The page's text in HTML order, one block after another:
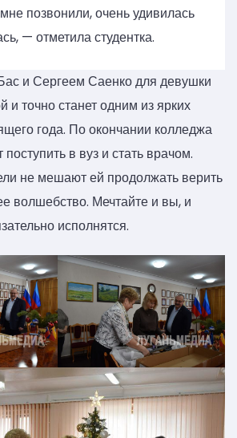
позвонили, очень удивилась
— отметила студентка.
и Сергеем Саенко для девушки
и точно станет одним из ярких
года. По окончании колледжа
в вуз и стать врачом.
не мешают ей продолжать верить
волшебство. Мечтайте и вы, и
исполнятся.